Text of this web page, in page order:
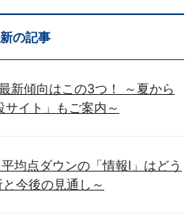
の記事
新傾向はこの3つ！ ～夏から
イト」もご案内～
均点ダウンの「情報Ⅰ」はどう
今後の見通し～